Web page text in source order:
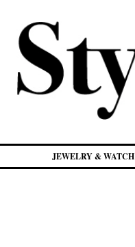
JEWELRY & WATCH